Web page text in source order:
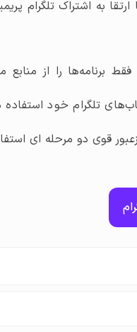
را از منابع
تلگرام خود
قوی دو مرحله ای